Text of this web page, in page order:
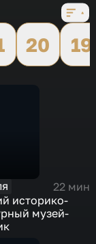
20
19
22 мин
историко-
музей-